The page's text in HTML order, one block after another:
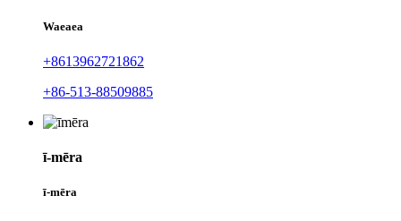
Waeaea
+8613962721862
+86-513-88509885
ī-mēra
ī-mēra